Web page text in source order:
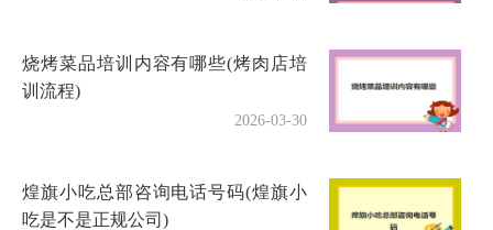
烧烤菜品培训内容有哪些(烤肉店培
训流程)
2026-03-30
煌旗小吃总部咨询电话号码(煌旗小
吃是不是正规公司)